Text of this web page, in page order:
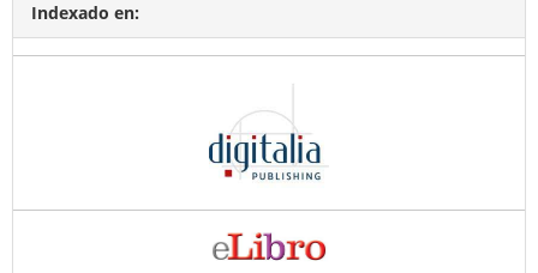
Indexado en: